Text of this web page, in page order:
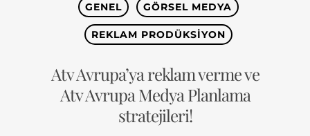
GENEL GÖRSEL MEDYA
REKLAM PRODÜKSIYON
Atv Avrupa’ya reklam verme ve
Atv Avrupa Medya Planlama
stratejileri!